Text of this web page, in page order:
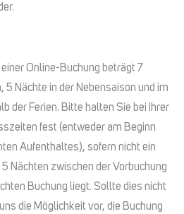
Online-Buchung beträgt 7
5 Nächte in der Nebensaison und im
der Ferien. Bitte halten Sie bei Ihrer
fest (entweder am Beginn
Aufenthaltes), sofern nicht ein
Nächten zwischen der Vorbuchung
Buchung liegt. Sollte dies nicht
die Möglichkeit vor, die Buchung